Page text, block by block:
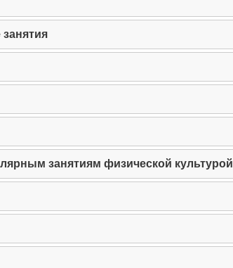
занятиям физической культурой